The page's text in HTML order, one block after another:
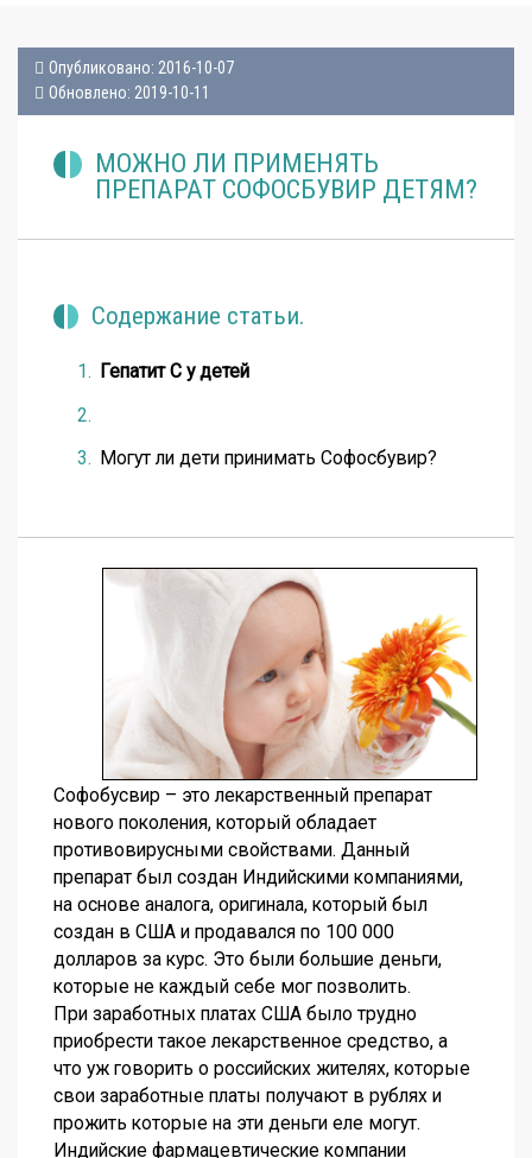
Опубликовано: 2016-10-07
Обновлено: 2019-10-11
МОЖНО ЛИ ПРИМЕНЯТЬ
ПРЕПАРАТ СОФОСБУВИР ДЕТЯМ?
Содержание статьи.
Гепатит С у детей
Могут ли дети принимать Софосбувир?
Софобусвир – это лекарственный препарат
нового поколения, который обладает
противовирусными свойствами. Данный
препарат был создан Индийскими компаниями,
на основе аналога, оригинала, который был
создан в США и продавался по 100 000
долларов за курс. Это были большие деньги,
которые не каждый себе мог позволить.
При заработных платах США было трудно
приобрести такое лекарственное средство, а
что уж говорить о российских жителях, которые
свои заработные платы получают в рублях и
прожить которые на эти деньги еле могут.
Индийские фармацевтические компании